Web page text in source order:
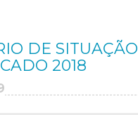
DE SITUAÇÃO
2018